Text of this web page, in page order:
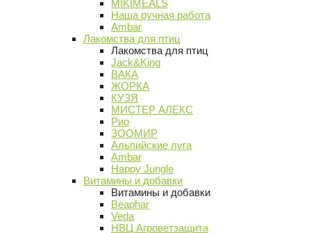
MIKIMEALS
Наша ручная работа
Ambar
Лакомства для птиц
Лакомства для птиц
Jack&King
ВАКА
ЖОРКА
КУЗЯ
МИСТЕР АЛЕКС
Рио
ЗООМИР
Альпийские луга
Ambar
Happy Jungle
Витамины и добавки
Витамины и добавки
Beaphar
Veda
НВЦ Агроветзащита